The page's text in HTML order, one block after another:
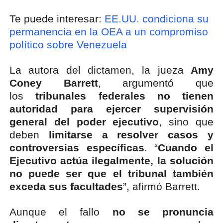
Te puede interesar: EE.UU. condiciona su
permanencia en la OEA a un compromiso
político sobre Venezuela
La autora del dictamen, la jueza Amy
Coney Barrett, argumentó que
lostribunales federales no tienen
autoridad para ejercer supervisión
general del poder ejecutivo, sino que
deben limitarse a resolver casos y
controversias específicas. “Cuando el
Ejecutivo actúa ilegalmente, la solución
no puede ser que el tribunal también
exceda sus facultades”, afirmó Barrett.
Aunque el fallo no se pronuncia